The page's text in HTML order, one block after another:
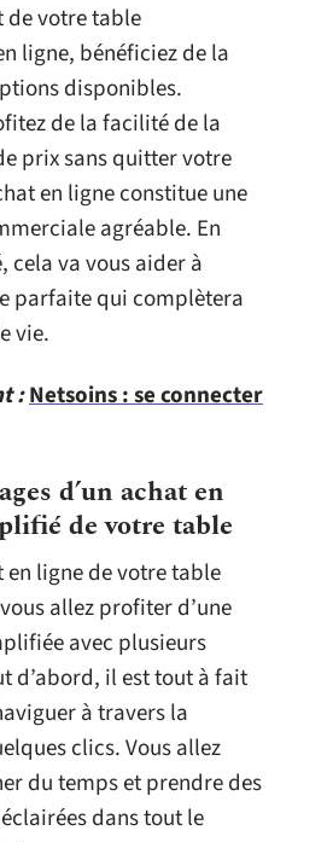
de votre table
ligne, bénéficiez de la
disponibles.
de la facilité de la
prix sans quitter votre
en ligne constitue une
agréable. En
cela va vous aider à
parfaite qui complètera
vie.
:Netsoins : se connecter
d’un achat en
de votre table
en ligne de votre table
allez profiter d’une
avec plusieurs
d’abord, il est tout à fait
à travers la
clics. Vous allez
du temps et prendre des
dans tout le